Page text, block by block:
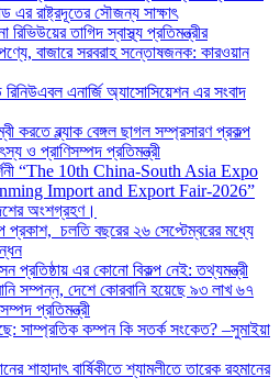
এর রাষ্ট্রদূতের সৌজন্য সাক্ষাৎ
তাগিদ স্বাস্থ্য প্রতিমন্ত্রীর
বাজারে সরবরাহ সন্তোষজনক: কারওয়ান
রিনিউএবল এনার্জি অ্যাসোসিয়েশন এর সংবাদ
করতে ব্ল্যাক বেঙ্গল ছাগল সম্প্রসারণ প্রকল্প
ও প্রাণিসম্পদ প্রতিমন্ত্রী
“The 10th China-South Asia Expo
Import and Export Fair-2026”
অংশগ্রহণ।
চলতি বছরের ২৬ সেপ্টেম্বরের মধ্যে
প্রতিষ্ঠায় এর কোনো বিকল্প নেই: তথ্যমন্ত্রী
সম্পন্ন, দেশে কোরবানি হয়েছে ৯৩ লাখ ৬৭
প্রতিমন্ত্রী
সাম্প্রতিক কম্পন কি সতর্ক সংকেত? –সুমাইয়া
শাহাদাৎ বার্ষিকীতে শ্যামলীতে তারেক রহমানের